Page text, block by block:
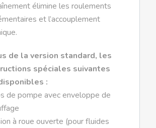
élimine les roulements
et l’accouplement
de la version standard, les
spéciales suivantes
:
de pompe avec enveloppe de
à roue ouverte (pour fluides